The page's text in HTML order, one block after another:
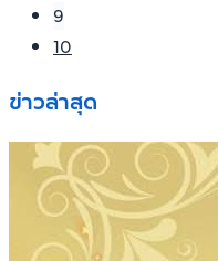
9
10
ข่าวล่าสุด